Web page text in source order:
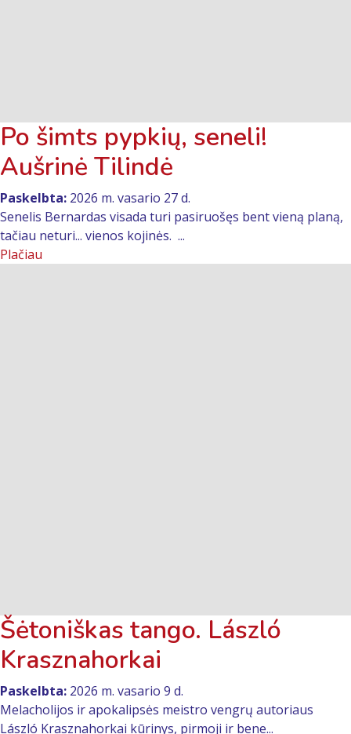
Po šimts pypkių, seneli!
Aušrinė Tilindė
Paskelbta: 2026 m. vasario 27 d.
Senelis Bernardas visada turi pasiruošęs bent vieną planą,
tačiau neturi... vienos kojinės. ...
Plačiau
Šėtoniškas tango. László
Krasznahorkai
Paskelbta: 2026 m. vasario 9 d.
Melacholijos ir apokalipsės meistro vengrų autoriaus
László Krasznahorkai kūrinys, pirmoji ir bene...